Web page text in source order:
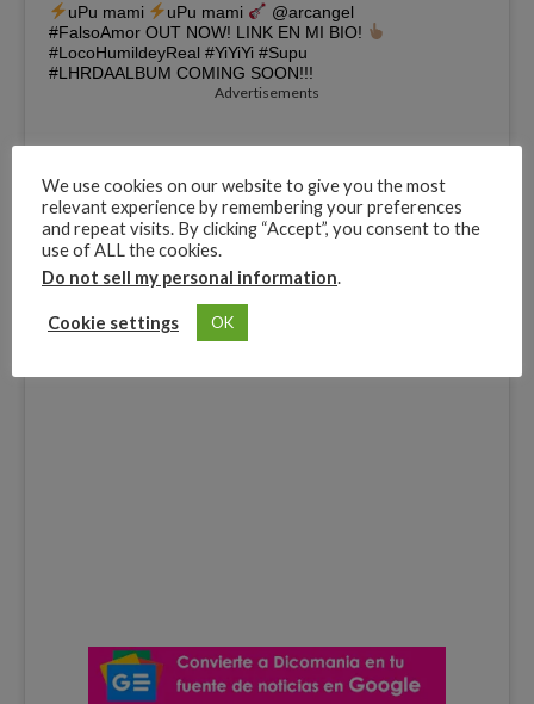
uPu mami uPu mami
@arcangel
#FalsoAmor OUT NOW! LINK EN MI BIO!
#LocoHumildeyReal #YiYiYi #Supu
#LHRDAALBUM COMING SOON!!!
Advertisements
We use cookies on our website to give you the most
relevant experience by remembering your preferences
and repeat visits. By clicking “Accept”, you consent to the
use of ALL the cookies.
Do not sell my personal information.
Cookie settings OK